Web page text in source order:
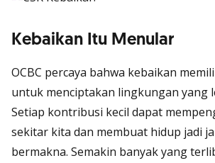
Kebaikan Itu Menular
OCBC percaya bahwa kebaikan
untuk menciptakan lingkungan yang
Setiap kontribusi kecil dapat
sekitar kita dan membuat hidup jadi
bermakna. Semakin banyak yang